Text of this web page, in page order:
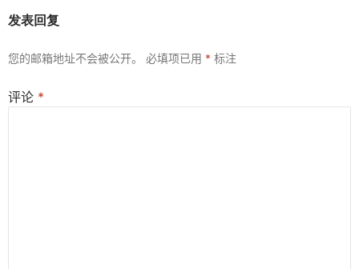
发表回复
您的邮箱地址不会被公开。 必填项已用 * 标注
评论 *